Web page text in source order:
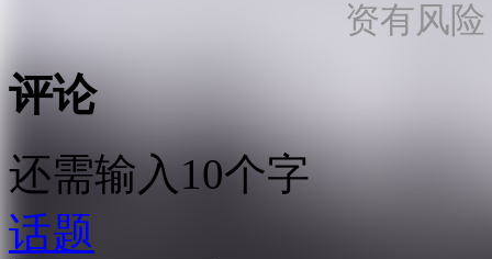
资有风
评论
还需输入10个字
话题